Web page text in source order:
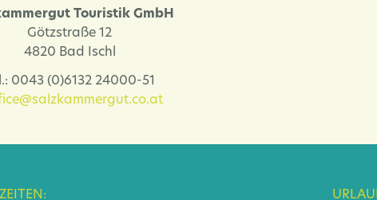
Touristik GmbH
Götzstraße 12
4820 Bad Ischl
0043 (0)6132 24000-51